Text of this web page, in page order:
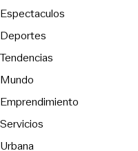
Espectaculos
Deportes
Tendencias
Mundo
Emprendimiento
Servicios
Urbana